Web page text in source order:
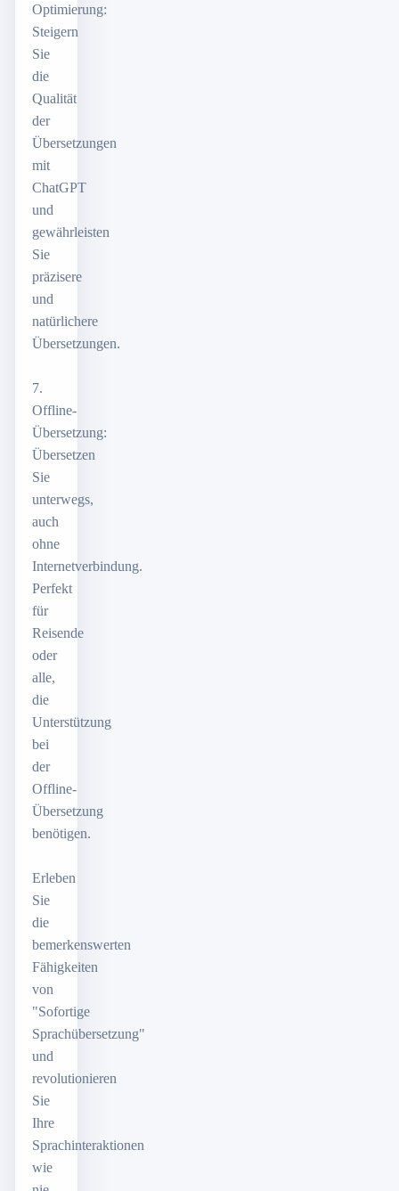
Optimierung:
Steigern
Sie
die
Qualität
der
Übersetzungen
mit
ChatGPT
und
gewährleisten
Sie
präzisere
und
natürlichere
Übersetzungen.
7.
Offline-
Übersetzung:
Übersetzen
Sie
unterwegs,
auch
ohne
Internetverbindung.
Perfekt
für
Reisende
oder
alle,
die
Unterstützung
bei
der
Offline-
Übersetzung
benötigen.
Erleben
Sie
die
bemerkenswerten
Fähigkeiten
von
"Sofortige
Sprachübersetzung"
und
revolutionieren
Sie
Ihre
Sprachinteraktionen
wie